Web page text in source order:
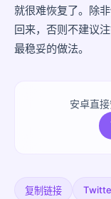
就很难恢复了。除
回来，否则不建议
最稳妥的做法。
安卓直
复制链接